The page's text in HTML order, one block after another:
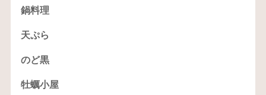
鍋料理
天ぷら
のど黒
牡蠣小屋